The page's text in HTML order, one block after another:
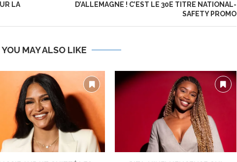
LA
D’ALLEMAGNE ! C’EST LE 30E TITRE NATIONAL-
SAFETY PROMO
YOU MAY ALSO LIKE